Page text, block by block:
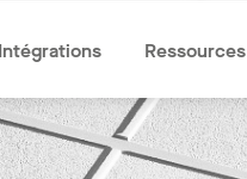
Intégrations Ressources